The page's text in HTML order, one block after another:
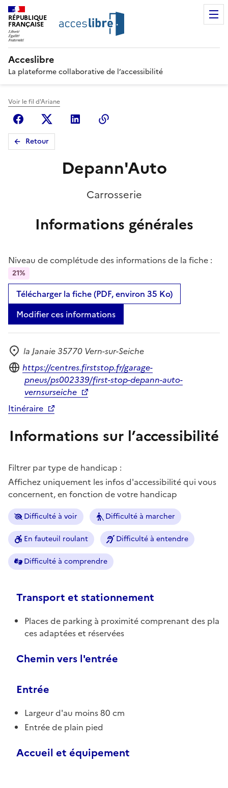
RÉPUBLIQUE
FRANÇAISE
Acceslibre
La plateforme collaborative de l’accessibilité
Voir le fil d'Ariane
FacebookX (anciennement Twitter)
Linkedin
Retour
Depann'Auto
Carrosserie
Informations générales
Niveau de complétude des informations de la fiche :
21%
Télécharger la fiche (PDF, environ 35 Ko)
Modifier ces informations
Adresse
la Janaie 35770 Vern-sur-Seiche
Site internet
https://centres.firststop.fr/garage-
pneus/ps002339/first-stop-depann-auto-
vernsurseiche
Itinéraire
Informations sur l’accessibilité
Filtrer par type de handicap :
Affichez uniquement les infos d'accessibilité qui vous
concernent, en fonction de votre handicap
Difficulté à voir Difficulté à marcher
En fauteuil roulant Difficulté à entendre
Difficulté à comprendre
Transport et stationnement
Places de parking à proximité comprenant des pla
ces adaptées et réservées
Chemin vers l'entrée
Entrée
Largeur d'au moins 80 cm
Entrée de plain pied
Accueil et équipement